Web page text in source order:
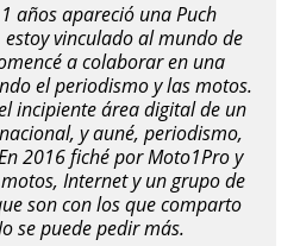
años apareció una Puch
vinculado al mundo de
a colaborar en una
el periodismo y las motos.
incipiente área digital de un
y auné, periodismo,
2016 fiché por Moto1Pro y
Internet y un grupo de
son con los que comparto
se puede pedir más.